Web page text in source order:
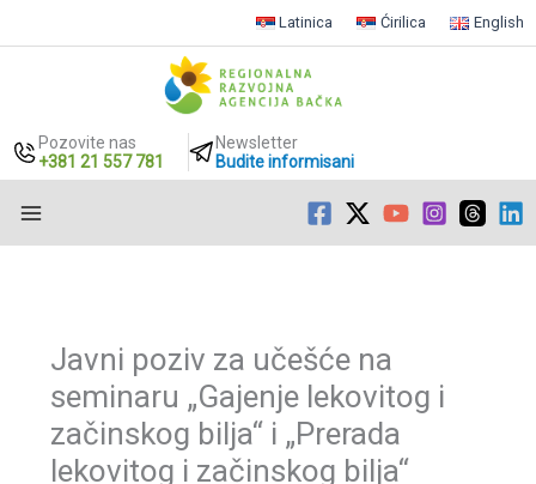
Latinica Ćirilica English
Pozovite nas
+381 21 557 781
Newsletter
Budite informisani
Javni poziv za učešće na
seminaru „Gajenje lekovitog i
začinskog bilja“ i „Prerada
lekovitog i začinskog bilja“